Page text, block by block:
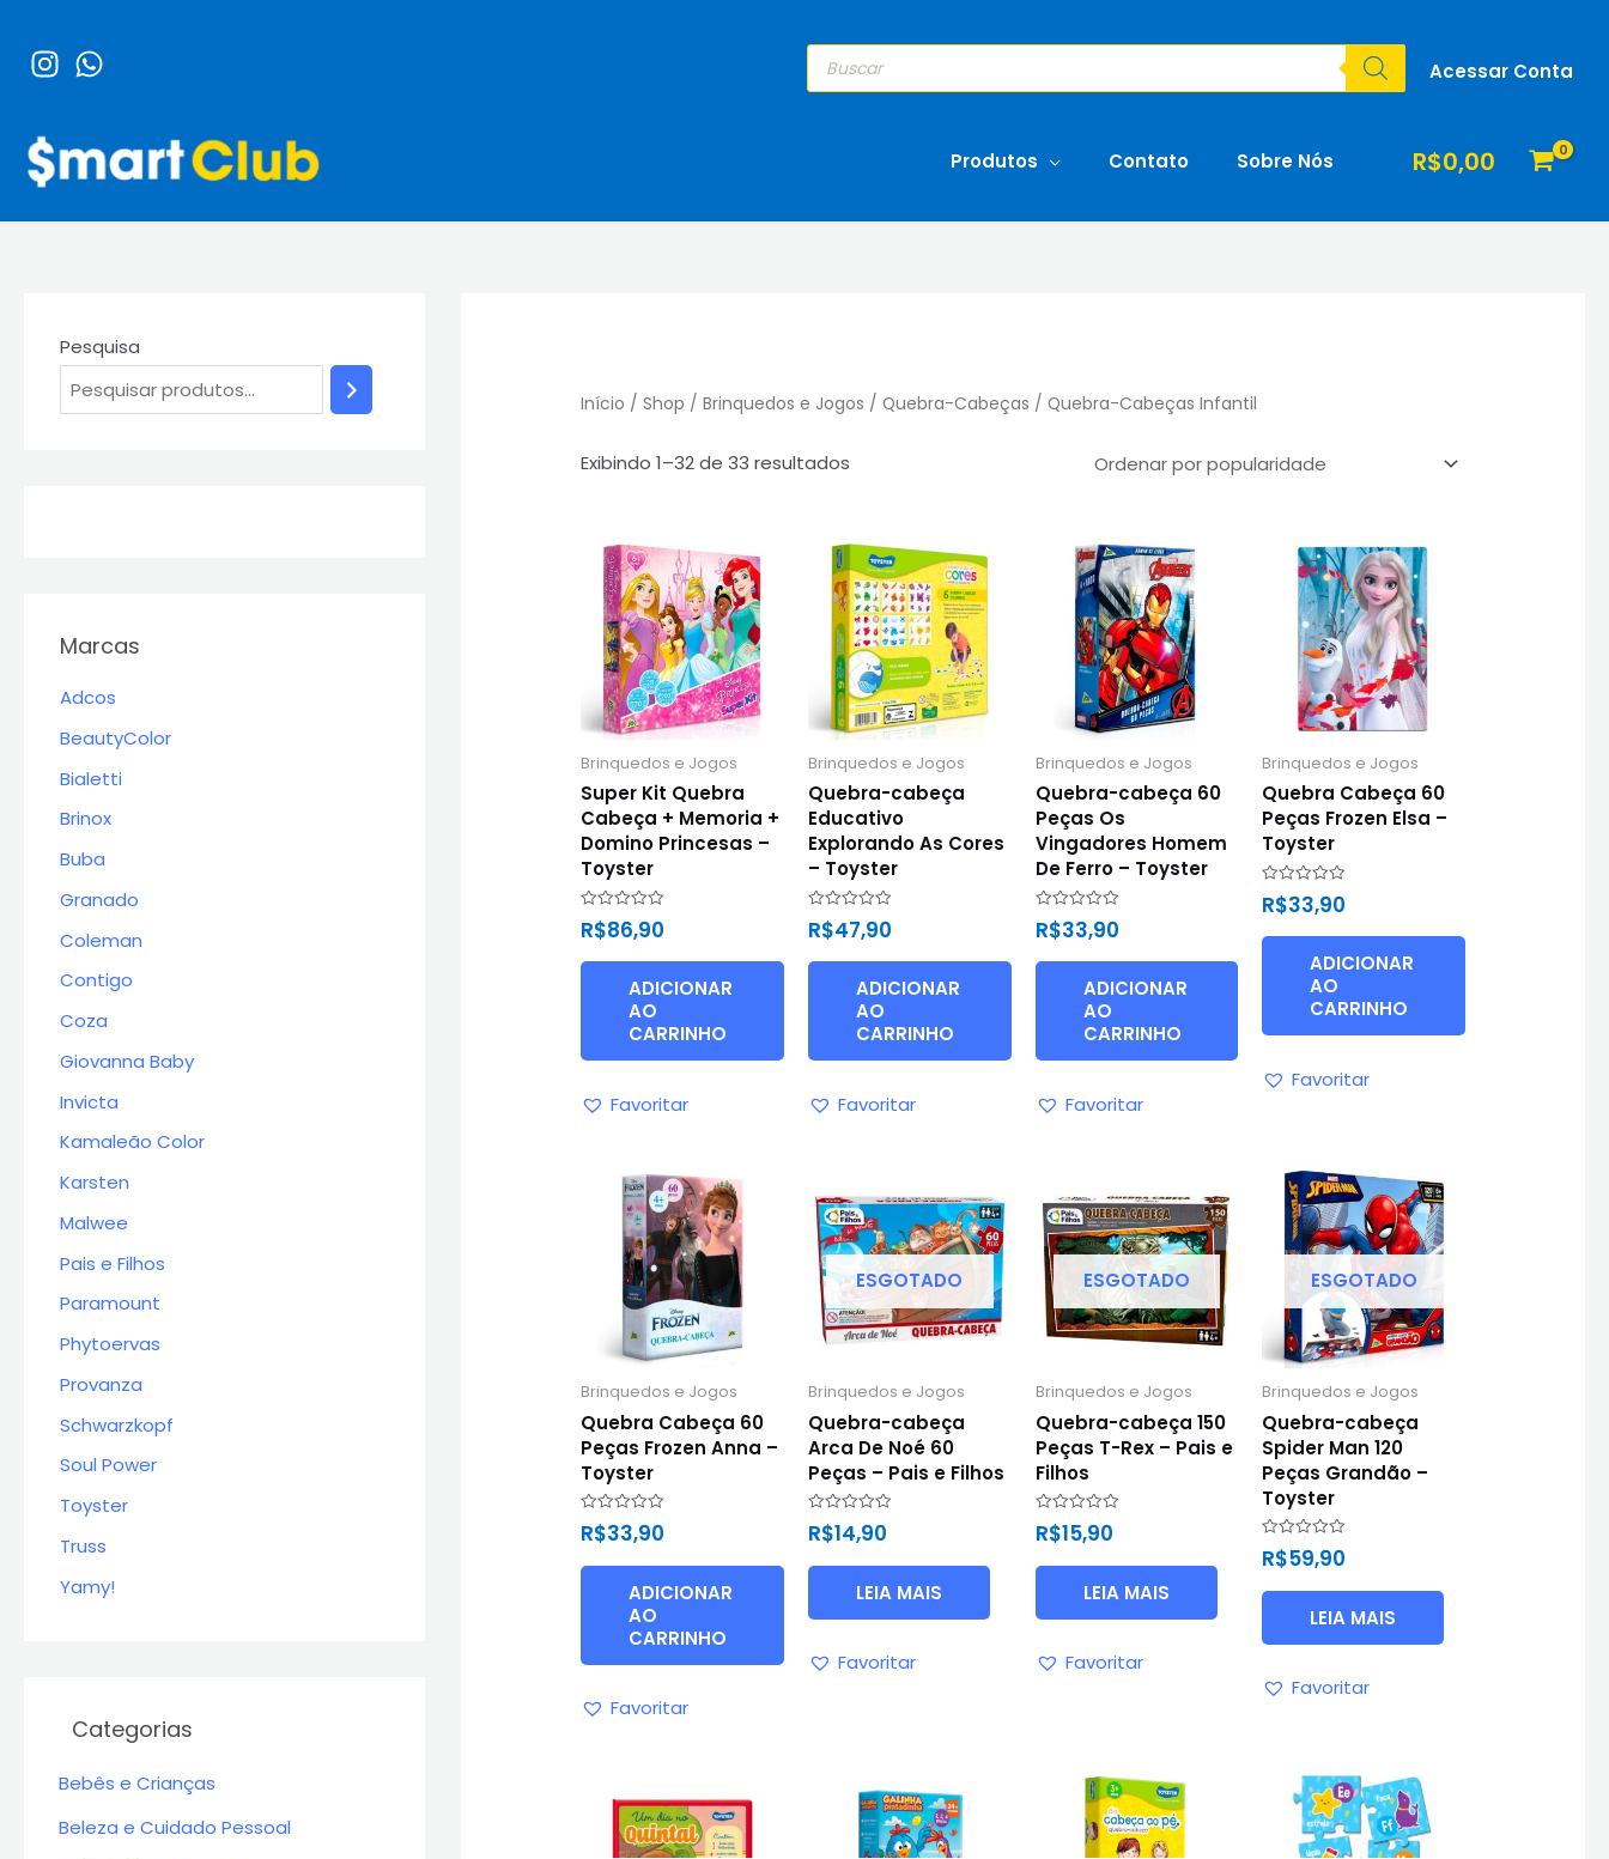
para
Pesquisar
produtos Acessar Conta
Produtos Contato Sobre Nós R$0,00
Pesquisa
Marcas
Adcos
BeautyColor
Bialetti
Brinox
Buba
Granado
Coleman
Contigo
Coza
Giovanna Baby
Invicta
Kamaleão Color
Karsten
Malwee
Pais e Filhos
Paramount
Phytoervas
Provanza
Schwarzkopf
Soul Power
Toyster
Truss
Yamy!
Categorias
Bebês e Crianças
Beleza e Cuidado Pessoal
Início /Shop /Brinquedos e Jogos /Quebra-Cabeças / Quebra-Cabeças Infantil
Exibindo 1–32 de 33 resultados
Brinquedos e Jogos
Super Kit Quebra
Cabeça + Memoria +
Domino Princesas –
Toyster
Avaliação
0
5
R$86,90
ADICIONAR
AO
CARRINHO
Favoritar
Brinquedos e Jogos
Quebra-cabeça
Educativo
Explorando As Cores
– Toyster
Avaliação
0
5
R$47,90
ADICIONAR
AO
CARRINHO
Favoritar
Brinquedos e Jogos
Quebra-cabeça 60
Peças Os
Vingadores Homem
De Ferro – Toyster
Avaliação
0
5
R$33,90
ADICIONAR
AO
CARRINHO
Favoritar
Brinquedos e Jogos
Quebra Cabeça 60
Peças Frozen Elsa –
Toyster
Avaliação
0
5
R$33,90
ADICIONAR
AO
CARRINHO
Favoritar
Brinquedos e Jogos
Quebra Cabeça 60
Peças Frozen Anna –
Toyster
Avaliação
0
5
R$33,90
ADICIONAR
AO
CARRINHO
Favoritar
ESGOTADO
Brinquedos e Jogos
Quebra-cabeça
Arca De Noé 60
Peças – Pais e Filhos
Avaliação
0
5
R$14,90
LEIA MAIS
Favoritar
ESGOTADO
Brinquedos e Jogos
Quebra-cabeça 150
Peças T-Rex – Pais e
Filhos
Avaliação
0
5
R$15,90
LEIA MAIS
Favoritar
ESGOTADO
Brinquedos e Jogos
Quebra-cabeça
Spider Man 120
Peças Grandão –
Toyster
Avaliação
0
5
R$59,90
LEIA MAIS
Favoritar